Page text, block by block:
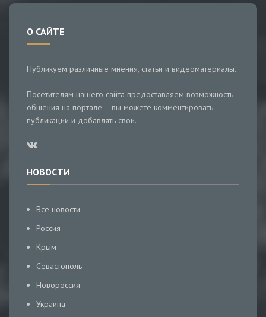
О САЙТЕ
Публикуем различные мнения, статьи и видеоматериалы.
Посетителям нашего сайта предоставляем возможность
общения на портале – вы можете комментировать
публикации и добавлять свои.
НОВОСТИ
Все новости
Россия
Крым
Севастополь
Новороссия
Украина